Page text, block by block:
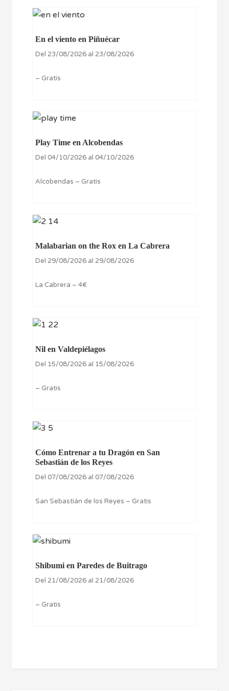
En el viento en Piñuécar
Del 23/08/2026 al 23/08/2026
– Gratis
Play Time en Alcobendas
Del 04/10/2026 al 04/10/2026
Alcobendas – Gratis
Malabarian on the Rox en La Cabrera
Del 29/08/2026 al 29/08/2026
La Cabrera – 4€
Nil en Valdepiélagos
Del 15/08/2026 al 15/08/2026
– Gratis
Cómo Entrenar a tu Dragón en San
Sebastián de los Reyes
Del 07/08/2026 al 07/08/2026
San Sebastián de los Reyes – Gratis
Shibumi en Paredes de Buitrago
Del 21/08/2026 al 21/08/2026
– Gratis